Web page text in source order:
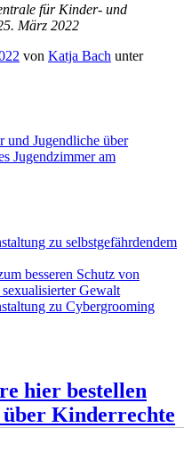
für Kinder- und
März 2022
von Katja Bach unter
und Jugendliche über
Jugendzimmer am
zu selbstgefährdendem
besseren Schutz von
Gewalt
zu Cybergrooming
hier bestellen